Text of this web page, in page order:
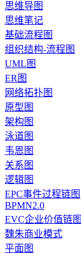
思维导图
思维笔记
基础流程图
组织结构-流程图
UML图
ER图
网络拓扑图
原型图
架构图
泳道图
韦恩图
关系图
逻辑图
EPC事件过程链图
BPMN2.0
EVC企业价值链图
魏朱商业模式
平面图